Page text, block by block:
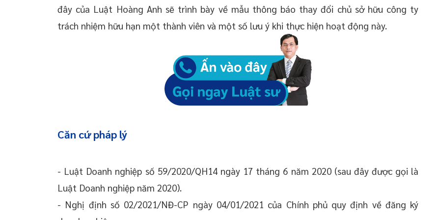
ty trách nhiệm hữu hạn một thành viên
Dịch vụ đăng ký thay đổi chủ sở hữu công ty
trách nhiệm hữu hạn một thành viên của Luật
đây của Luật Hoàng Anh sẽ trình bày về mẫu thông báo thay đổi chủ sở hữu công ty
trách nhiệm hữu hạn một thành viên và một số lưu ý khi thực hiện hoạt động này.
Căn cứ pháp lý
- Luật Doanh nghiệp số 59/2020/QH14 ngày 17 tháng 6 năm 2020 (sau đây được gọi là
Luật Doanh nghiệp năm 2020).
- Nghị định số 02/2021/NĐ-CP ngày 04/01/2021 của Chính phủ quy định về đăng ký